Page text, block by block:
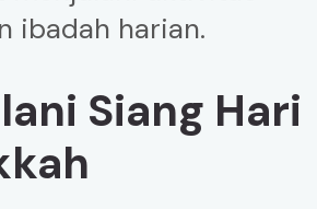
ibadah harian.
Siang Hari